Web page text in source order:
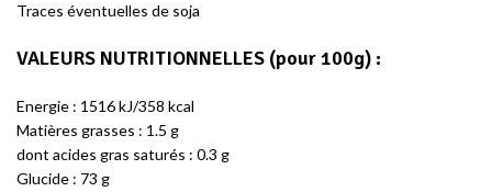
Traces éventuelles de soja
VALEURS NUTRITIONNELLES (pour 100g) :
Energie : 1516 kJ/358 kcal
Matières grasses : 1.5 g
dont acides gras saturés : 0.3 g
Glucide : 73 g